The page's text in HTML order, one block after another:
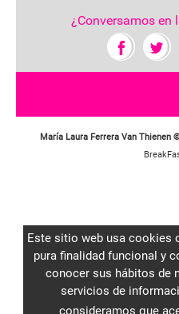
¿Conversamos en
María Laura Ferrera Van Thienen
Este sitio web usa cookies
pura finalidad funcional y
conocer sus hábitos de
servicios de
consideramos que